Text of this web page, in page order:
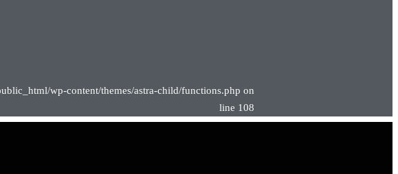
wp-content/themes/astra-child/functions.php on
line 108